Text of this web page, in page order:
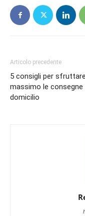
Articolo precedente
5 consigli per
massimo le consegne
domicilio